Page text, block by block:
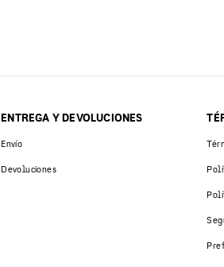
ENTREGA Y DEVOLUCIONES
Envío
Devoluciones